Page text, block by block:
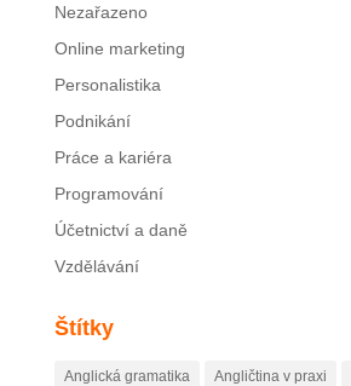
Nezařazeno
Online marketing
Personalistika
Podnikání
Práce a kariéra
Programování
Účetnictví a daně
Vzdělávání
Štítky
Anglická gramatika Angličtina v praxi